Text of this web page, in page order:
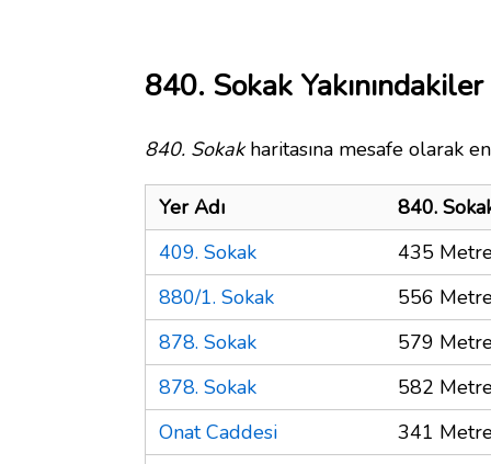
840. Sokak Yakınındakiler
840. Sokakharitasına mesafe olarak
Yer Adı
840.
409. Sokak
435
880/1. Sokak
556
878. Sokak
579
878. Sokak
582
Onat Caddesi
341